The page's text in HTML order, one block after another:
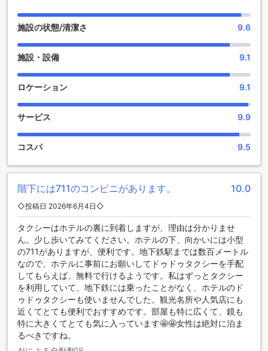
タブやサウナ、スチームルームも利用でき、リラックスした
時間を過ごすことができます。最後に、スパで心地よいトリ
では、充実したエンターテイメント施設を提供し、お客様の
滞在をより一層楽しませることをお約束します。
スポーツ施設満載！シャトー ドゥ バンコクの魅力的なスポー
シャトー ドゥ バンコクは、バンコクの中心に位置するこのホ
テルは、充実したスポーツ施設を提供しています。屋内プー
ルでは、一年中快適に泳ぐことができます。フィットネスセ
ースでエクササイズを楽しむことができます。
り、水中での水泳を楽しむことができます。プールサイドバ
ーでは、美味しいカクテルを飲みながらリフレッシュするこ
とができます。また、ヨガルームでは、心と体をリフレッシ
ュするためのヨガセッションを楽しむことができます。
さらに、シャトー ドゥ バンコクでは、無料のフィットネスセ
ンターも利用できます。最新のトレーニング機器を備えたこ
のセンターでは、自分の健康とフィットネスを管理するため
に必要なものがすべて揃っています。スポーツ施設が充実し
ているシャトー ドゥ バンコクで、リラックスしながらアクテ
ィブな滞在をお楽しみください。
便利な設備を提供するシャトー ドゥ バンコク
シャトー ドゥ バンコクは、快適な滞在をサポートするさまざ
施設の状態/清潔さ 9.6
施設・設備 9.1
ロケーション 9.1
サービス 9.9
コスパ 9.5
階下には711のコンビニがあります。 10.0
◇投稿日 2026年6月4日◇
タクシーはホテルの裏に到着しますが、理由は分かりませ
ん。少し歩いてみてください。ホテルの下、向かいには小型
の711がありますが、便利です。地下鉄駅までは数百メートル
なので、ホテルに事前にお願いしてドゥドゥタクシーを手配
してもらえば、無料で行けるようです。私はずっとタクシー
を利用していて、地下鉄には乗ったことがなく、ホテルのド
ゥドゥタクシーも使いませんでした。観光名所や人気店にも
近くてとても便利でおすすめです。部屋も特に広くて、鏡も
特に大きくてとても気に入っています🤩🤩女性は絶対に泊ま
るべきですね。